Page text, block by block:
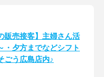
販売接客】主婦さん活
・夕方までなどシフト
ごう広島店内♪